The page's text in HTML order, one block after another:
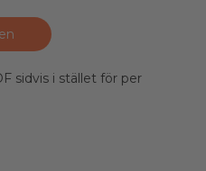
sidvis i stället för per